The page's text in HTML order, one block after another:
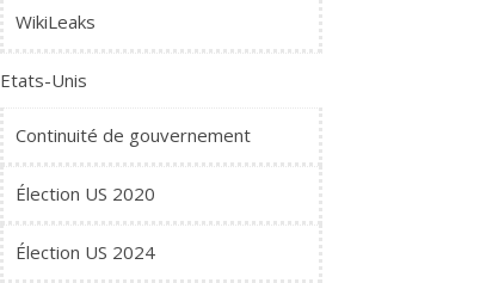
WikiLeaks
Etats-Unis
Continuité de gouvernement
Élection US 2020
Élection US 2024